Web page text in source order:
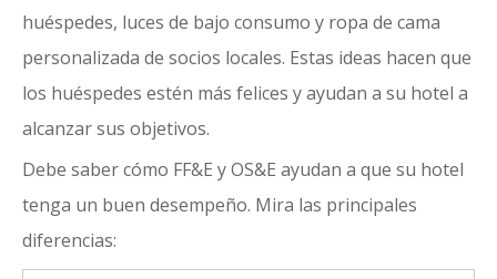
huéspedes, luces de bajo consumo y ropa de cama
personalizada de socios locales. Estas ideas hacen que
los huéspedes estén más felices y ayudan a su hotel a
alcanzar sus objetivos.
Debe saber cómo FF&E y OS&E ayudan a que su hotel
tenga un buen desempeño. Mira las principales
diferencias: